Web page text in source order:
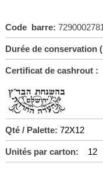
Code barre:
Durée de
Certificat de cashrout :
Qté / Palette: 72X12
Unités par carton: 12